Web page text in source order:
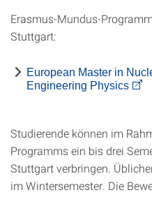
Erasmus-Mundus-
Stuttgart:
European Master in
Engineering Physics
Studierende können im
Programms ein bis drei
Stuttgart verbringen.
im Wintersemester. Die